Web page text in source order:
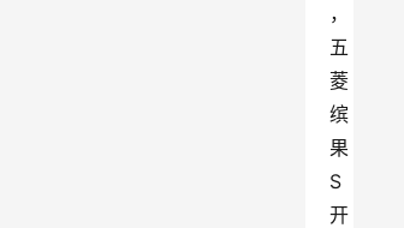
，
五
菱
缤
果
S
开